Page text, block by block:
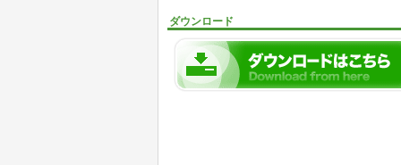
ダウンロード